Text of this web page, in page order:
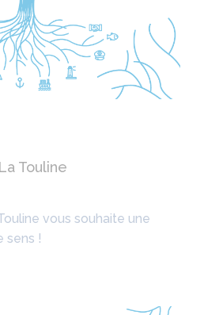
La Touline
vous souhaite une
sens !